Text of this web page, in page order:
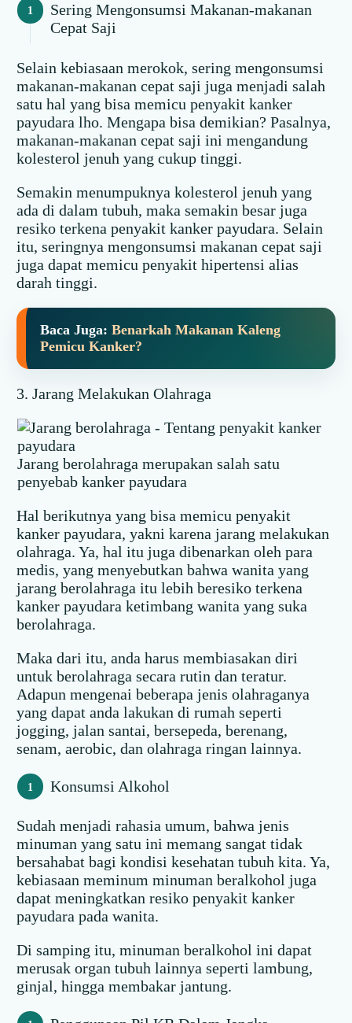
Sering Mengonsumsi Makanan-makanan
Cepat Saji
Selain kebiasaan merokok, sering mengonsumsi
makanan-makanan cepat saji juga menjadi salah
satu hal yang bisa memicu penyakit kanker
payudara lho. Mengapa bisa demikian? Pasalnya,
makanan-makanan cepat saji ini mengandung
kolesterol jenuh yang cukup tinggi.
Semakin menumpuknya kolesterol jenuh yang
ada di dalam tubuh, maka semakin besar juga
resiko terkena penyakit kanker payudara. Selain
itu, seringnya mengonsumsi makanan cepat saji
juga dapat memicu penyakit hipertensi alias
darah tinggi.
Baca Juga:Benarkah Makanan Kaleng
Pemicu Kanker?
3. Jarang Melakukan Olahraga
Jarang berolahraga merupakan salah satu
penyebab kanker payudara
Hal berikutnya yang bisa memicu penyakit
kanker payudara, yakni karena jarang melakukan
olahraga. Ya, hal itu juga dibenarkan oleh para
medis, yang menyebutkan bahwa wanita yang
jarang berolahraga itu lebih beresiko terkena
kanker payudara ketimbang wanita yang suka
berolahraga.
Maka dari itu, anda harus membiasakan diri
untuk berolahraga secara rutin dan teratur.
Adapun mengenai beberapa jenis olahraganya
yang dapat anda lakukan di rumah seperti
jogging, jalan santai, bersepeda, berenang,
senam, aerobic, dan olahraga ringan lainnya.
Konsumsi Alkohol
Sudah menjadi rahasia umum, bahwa jenis
minuman yang satu ini memang sangat tidak
bersahabat bagi kondisi kesehatan tubuh kita. Ya,
kebiasaan meminum minuman beralkohol juga
dapat meningkatkan resiko penyakit kanker
payudara pada wanita.
Di samping itu, minuman beralkohol ini dapat
merusak organ tubuh lainnya seperti lambung,
ginjal, hingga membakar jantung.